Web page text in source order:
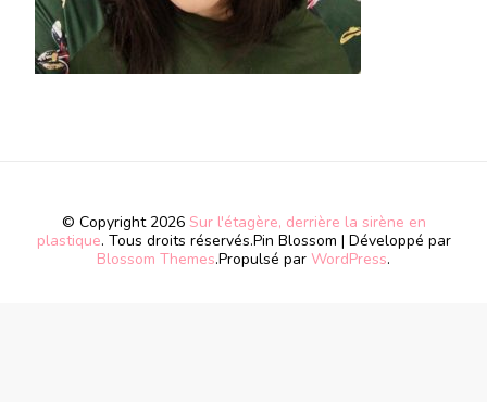
© Copyright 2026 Sur l'étagère, derrière la sirène en
plastique. Tous droits réservés.Pin Blossom | Développé par
Blossom Themes.Propulsé par WordPress.